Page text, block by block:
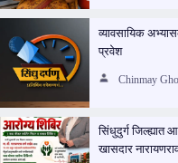
व्यावसायिक
प्रवेश
Chinmay
सिंधुदुर्ग जिल्ह्यात
खासदार